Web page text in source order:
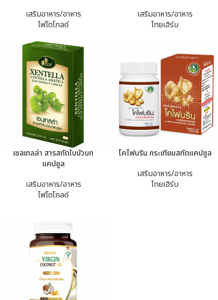
เสริมอาหาร/อาหาร
ไฟโตโกลด์
เสริมอาหาร/อาหาร
ไทยเฮิร์บ
เซลเทลล่า สารสกัดใบบัวบก
แคปซูล
เสริมอาหาร/อาหาร
ไฟโตโกลด์
โคไฟบริน กระเทียมสกัดแคปซูล
เสริมอาหาร/อาหาร
ไทยเฮิร์บ